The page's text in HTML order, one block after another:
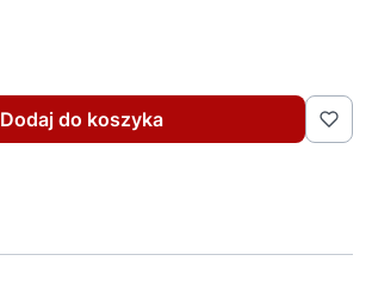
Dodaj do koszyka